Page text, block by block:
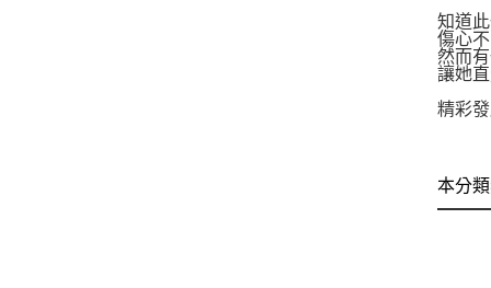
知道
傷心
然而
讓她
精彩
本分